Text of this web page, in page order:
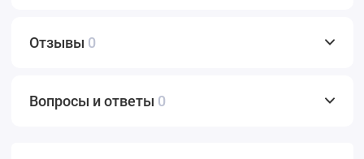
Отзывы 0
Вопросы и ответы 0